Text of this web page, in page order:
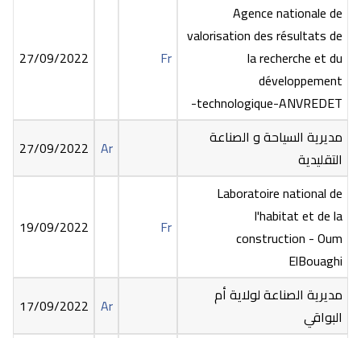
Agence nationale de
valorisation des résultats de
la recherche et du
développement
technologique-ANVREDET-
Fr
27/09/2022
مديرية السياحة و الصناعة
التقليدية
Ar
27/09/2022
Laboratoire national de
l'habitat et de la
construction - Oum
ElBouaghi
Fr
19/09/2022
مديرية الصناعة لولاية أم
البواقي
Ar
17/09/2022